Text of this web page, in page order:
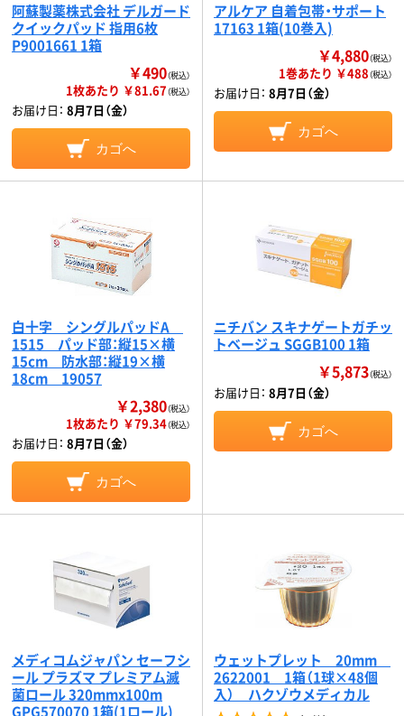
阿蘇製薬株式会社 デルガード
クイックパッド 指用6枚
P9001661 1箱
￥490（税込）
1枚あたり ￥81.67（税込）
お届け日： 8月7日（金）
カゴへ
アルケア 自着包帯・サポート
17163 1箱(10巻入)
￥4,880（税込）
1巻あたり ￥488（税込）
お届け日： 8月7日（金）
カゴへ
白十字 シングルパッドA
1515 パッド部：縦15×横
15cm 防水部：縦19×横
18cm 19057
￥2,380（税込）
1枚あたり ￥79.34（税込）
お届け日： 8月7日（金）
カゴへ
ニチバン スキナゲートガチッ
トベージュ SGGB100 1箱
￥5,873（税込）
お届け日： 8月7日（金）
カゴへ
メディコムジャパン セーフシ
ール プラズマ プレミアム滅
菌ロール 320mmx100m
GPG570070 1箱(1ロール)
ウェットプレット 20mm
2622001 1箱（1球×48個
入） ハクゾウメディカル